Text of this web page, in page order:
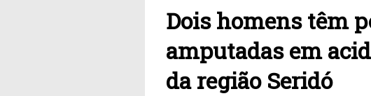
Dois homens têm
amputadas em
da região Seridó